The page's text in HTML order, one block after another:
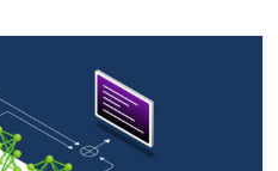
를 활용하기